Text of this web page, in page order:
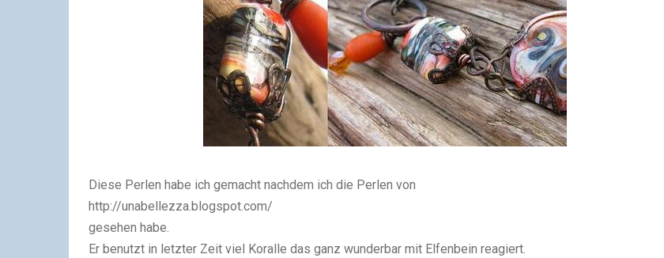
Diese Perlen habe ich gemacht nachdem ich die Perlen von
http://unabellezza.blogspot.com/
gesehen habe.
Er benutzt in letzter Zeit viel Koralle das ganz wunderbar mit Elfenbein reagiert.